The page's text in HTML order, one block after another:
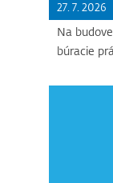
27. 7. 2026
Na
búracie